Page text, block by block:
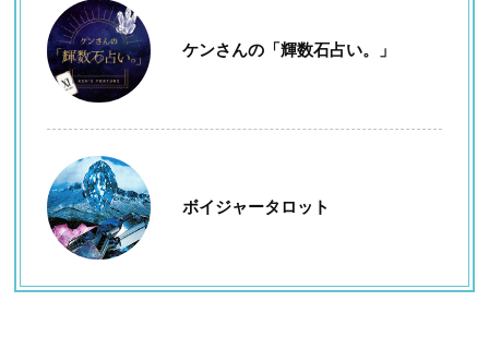
ケンさんの「輝数石占い。」
ボイジャータロット